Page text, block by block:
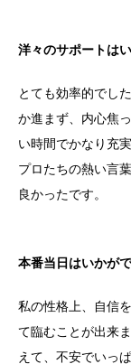
洋々のサポートは
とても効率的でし
か進まず、内心焦
い時間でかなり充
プロたちの熱い言
良かったです。
本番当日はいかが
私の性格上、自信
て臨むことが出来
えて、不安でいっ